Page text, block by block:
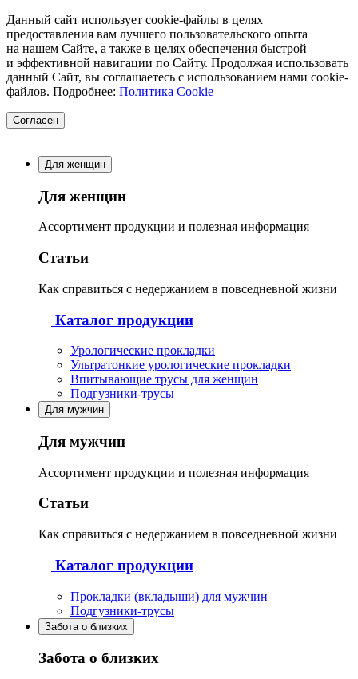
Данный сайт использует cookie-файлы в целях
предоставления вам лучшего пользовательского опыта
на нашем Сайте, а также в целях обеспечения быстрой
и эффективной навигации по Сайту. Продолжая использовать
данный Сайт, вы соглашаетесь с использованием нами cookie-
файлов. Подробнее: Политика Cookie
Согласен
Для женщин
Для женщин
Ассортимент продукции и полезная информация
Статьи
Как справиться с недержанием в повседневной жизни
Каталог продукции
Урологические прокладки
Ультратонкие урологические прокладки
Впитывающие трусы для женщин
Подгузники-трусы
Для мужчин
Для мужчин
Ассортимент продукции и полезная информация
Статьи
Как справиться с недержанием в повседневной жизни
Каталог продукции
Прокладки (вкладыши) для мужчин
Подгузники-трусы
Забота о близких
Забота о близких